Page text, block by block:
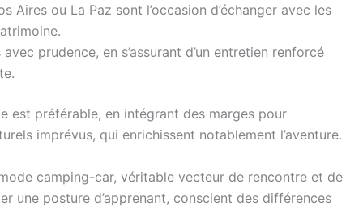
ou La Paz sont l’occasion d’échanger avec les
prudence, en s’assurant d’un entretien renforcé
est préférable, en intégrant des marges pour
imprévus, qui enrichissent notablement l’aventure.
camping-car, véritable vecteur de rencontre et de
une posture d’apprenant, conscient des différences